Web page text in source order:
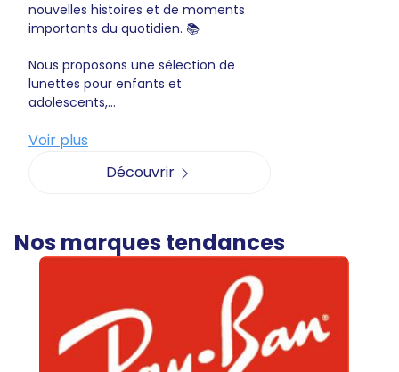
nouvelles histoires et de moments
importants du quotidien. 📚
Nous proposons une sélection de
lunettes pour enfants et
adolescents,...
Voir plus
Découvrir
Nos marques tendances